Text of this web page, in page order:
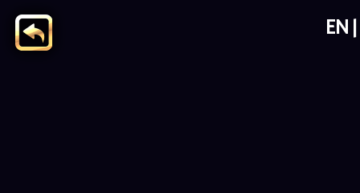
EN